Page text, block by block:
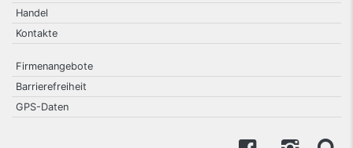
Handel
Kontakte
Firmenangebote
Barrierefreiheit
GPS-Daten